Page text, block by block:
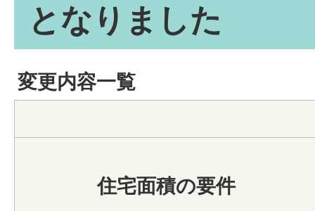
となりました
変更内容一覧
住宅面積の要件